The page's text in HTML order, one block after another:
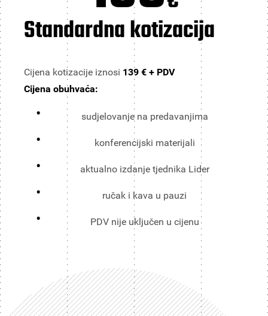
Standardna kotizacija
Cijena kotizacije iznosi 139 € + PDV
Cijena obuhvaća:
sudjelovanje na predavanjima
konferencijski materijali
aktualno izdanje tjednika Lider
ručak i kava u pauzi
PDV nije uključen u cijenu